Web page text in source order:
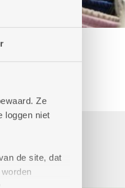
Ze
loggen niet
de site, dat